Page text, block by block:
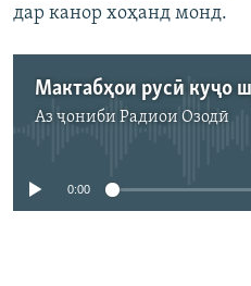
дар канор хоҳанд монд.
Мактабҳои русӣ куҷо
Аз ҷониби Радиои Озодӣ
Феълан
0:00